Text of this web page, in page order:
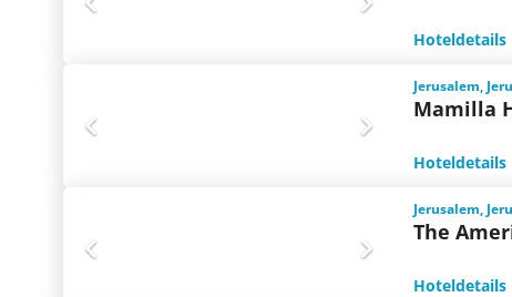
Hoteldetails
Jerusalem,
Mamilla
Hoteldetails
Jerusalem,
The
Hoteldetails